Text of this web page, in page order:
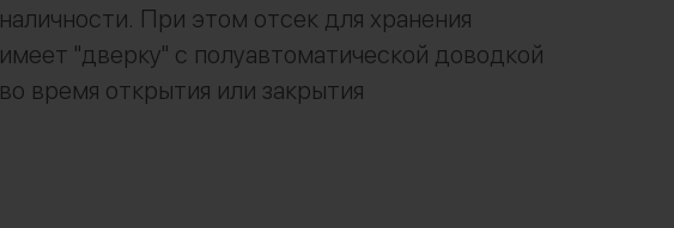
наличности. При этом отсек для хранения
имеет "дверку" с полуавтоматической доводкой
во время открытия или закрытия